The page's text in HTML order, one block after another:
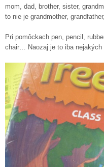
mom, dad, brother, sister,
to nie je grandmother,
Pri pomôckach pen, pencil,
chair… Naozaj je to iba nejakých